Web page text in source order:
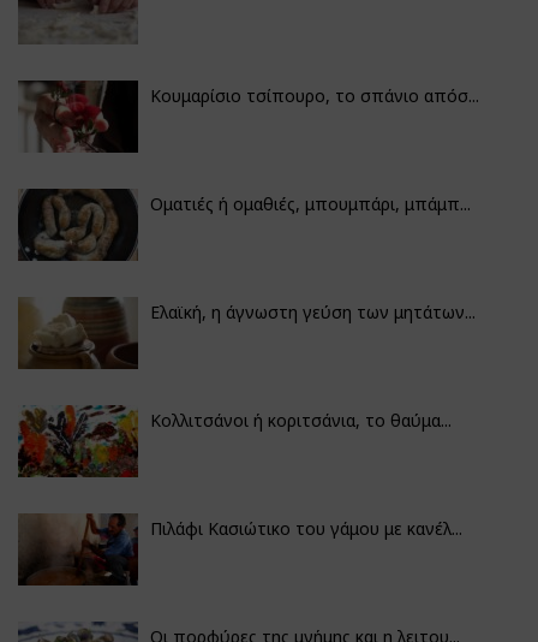
Κουμαρίσιο τσίπουρο, το σπάνιο απόσ...
Οματιές ή ομαθιές, μπουμπάρι, μπάμπ...
Ελαϊκή, η άγνωστη γεύση των μητάτων...
Κολλιτσάνοι ή κοριτσάνια, το θαύμα...
Πιλάφι Κασιώτικο του γάμου με κανέλ...
Οι πορφύρες της μνήμης και η λειτου...